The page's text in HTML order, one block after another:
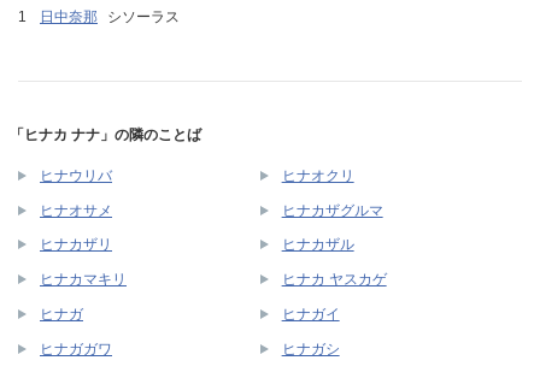
日中奈那 シソーラス
「ヒナカ ナナ」の隣のことば
ヒナウリバ ヒナオクリ
ヒナオサメ ヒナカザグルマ
ヒナカザリ ヒナカザル
ヒナカマキリ ヒナカ ヤスカゲ
ヒナガ ヒナガイ
ヒナガガワ ヒナガシ